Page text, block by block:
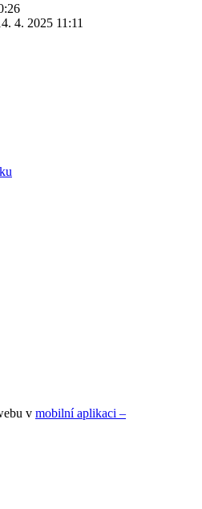
4. 2025 11:11
v mobilní aplikaci –